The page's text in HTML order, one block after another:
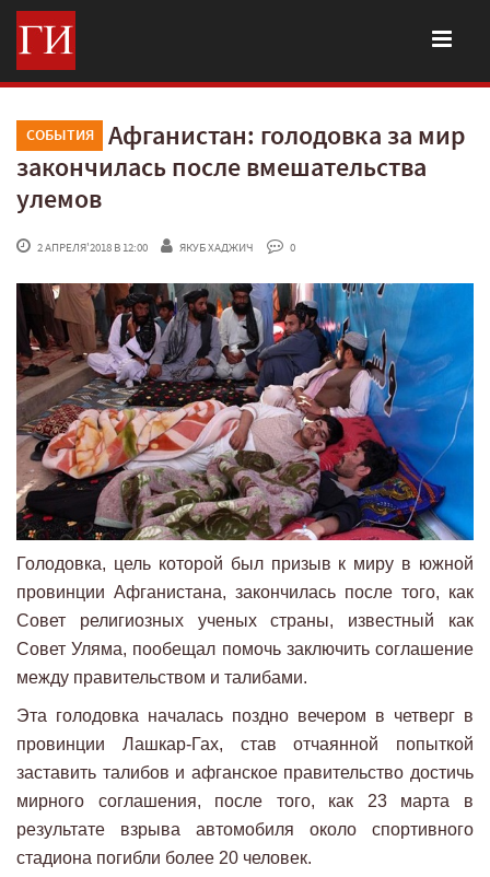
СОБЫТИЯ
Афганистан: голодовка за мир
закончилась после вмешательства
улемов
2 АПРЕЛЯ'2018 В 12:00 ЯКУБ ХАДЖИЧ 0
Голодовка, цель которой был призыв к миру в южной
провинции Афганистана, закончилась после того, как
Совет религиозных ученых страны, известный как
Совет Уляма, пообещал помочь заключить соглашение
между правительством и талибами.
Эта голодовка началась поздно вечером в четверг в
провинции Лашкар-Гах, став отчаянной попыткой
заставить талибов и афганское правительство достичь
мирного соглашения, после того, как 23 марта в
результате взрыва автомобиля около спортивного
стадиона погибли более 20 человек.